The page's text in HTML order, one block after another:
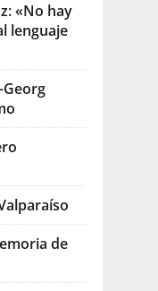
«No hay
lenguaje
Georg
de